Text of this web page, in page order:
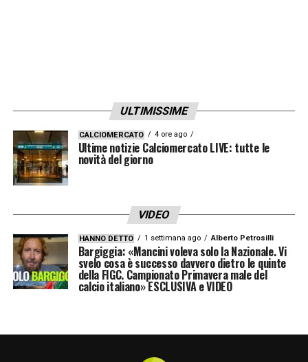
le coppe, gli manca soltanto questo.
Entriamo nel tema VAR: ieri sera ancora
una volta c’è stata l’ennesima polemica.
Come ti spieghi tutti questi errori tra
campionato e Coppa Italia?
In questa stagione il VAR è stato un
disastro. Attenzione, non parlo dello
strumento, perché se lo avessi avuto ai miei
ULTIMISSIME
CALCIOMERCATO 4 ore ago
Ultime notizie Calciomercato LIVE: tutte le
novità del giorno
VIDEO
HANNO DETTO 1 settimana ago Alberto Petrosilli
Bargiggia: «Mancini voleva solo la Nazionale. Vi
svelo cosa è successo davvero dietro le quinte
della FIGC. Campionato Primavera male del
calcio italiano» ESCLUSIVA e VIDEO